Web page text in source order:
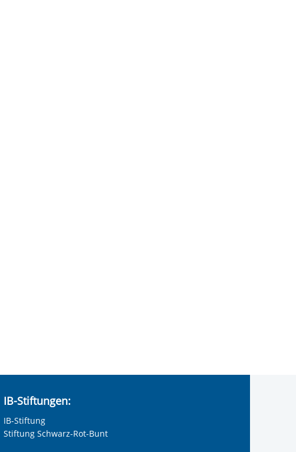
IB-Stiftungen:
IB-Stiftung
Stiftung Schwarz-Rot-Bunt